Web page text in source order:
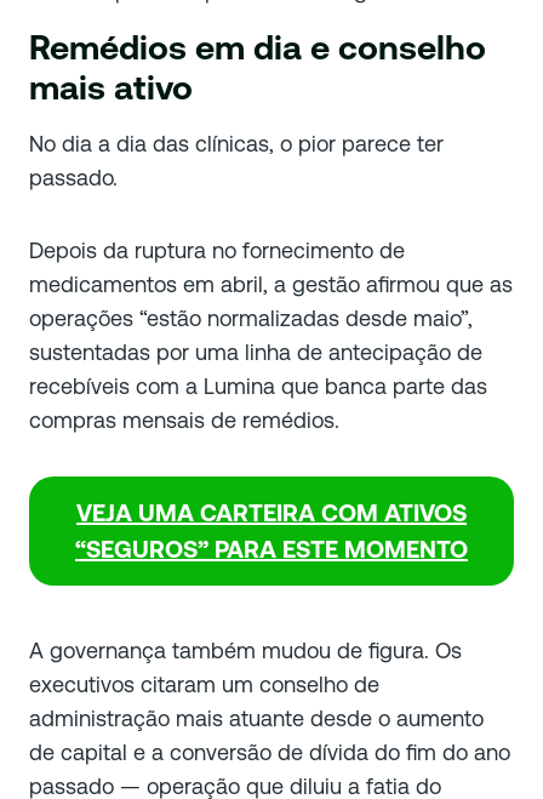
Remédios em dia e conselho
mais ativo
No dia a dia das clínicas, o pior parece ter
passado.
Depois da ruptura no fornecimento de
medicamentos em abril, a gestão afirmou que as
operações “estão normalizadas desde maio”,
sustentadas por uma linha de antecipação de
recebíveis com a Lumina que banca parte das
compras mensais de remédios.
VEJA UMA CARTEIRA COM ATIVOS
“SEGUROS” PARA ESTE MOMENTO
A governança também mudou de figura. Os
executivos citaram um conselho de
administração mais atuante desde o aumento
de capital e a conversão de dívida do fim do ano
passado — operação que diluiu a fatia do